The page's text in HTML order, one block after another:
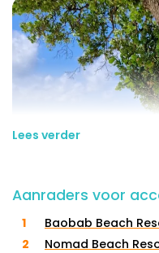
Lees verder
Aanraders voor
Baobab Beach
Nomad Beach